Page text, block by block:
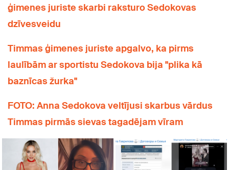
ģimenes juriste skarbi raksturo Sedokovas
dzīvesveidu
Timmas ģimenes juriste apgalvo, ka pirms
laulībām ar sportistu Sedokova bija "plika kā
baznīcas žurka"
FOTO: Anna Sedokova veltījusi skarbus vārdus
Timmas pirmās sievas tagadējam vīram